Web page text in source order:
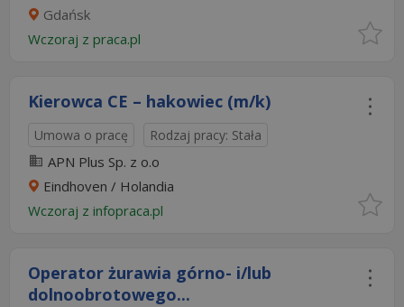
Gdańsk
Wczoraj z praca.pl
Kierowca CE – hakowiec (m/k)
Umowa o pracę Rodzaj pracy: Stała
APN Plus Sp. z o.o
Eindhoven / Holandia
Wczoraj z infopraca.pl
Operator żurawia górno- i/lub
dolnoobrotowego...